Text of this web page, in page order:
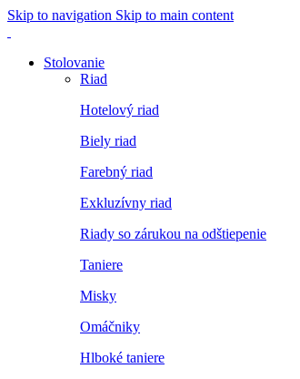
Skip to navigation Skip to main content
Stolovanie
Riad
Hotelový riad
Biely riad
Farebný riad
Exkluzívny riad
Riady so zárukou na odštiepenie
Taniere
Misky
Omáčniky
Hlboké taniere